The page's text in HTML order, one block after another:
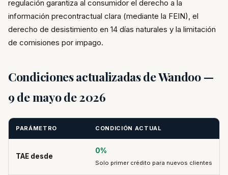
regulación garantiza al consumidor el derecho a la
información precontractual clara (mediante la FEIN), el
derecho de desistimiento en 14 días naturales y la limitación
de comisiones por impago.
Condiciones actualizadas de Wandoo —
9 de mayo de 2026
PARÁMETRO CONDICIÓN ACTUAL
TAE desde
0%
Solo primer crédito para nuevos clientes